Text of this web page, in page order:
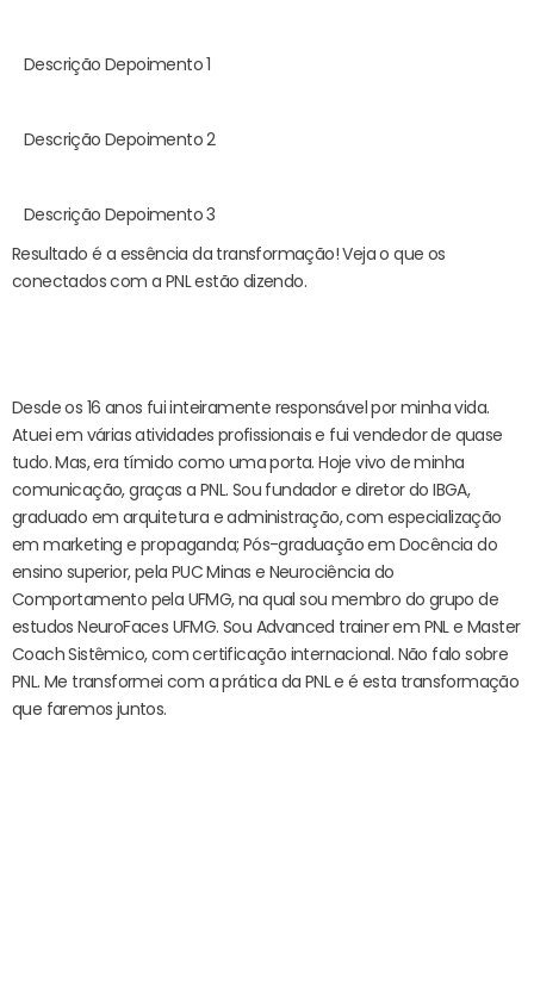
Descrição Depoimento 1
Descrição Depoimento 2
Descrição Depoimento 3
Resultado é a essência da transformação! Veja o que os
conectados com a PNL estão dizendo.
Desde os 16 anos fui inteiramente responsável por minha vida.
Atuei em várias atividades profissionais e fui vendedor de quase
tudo. Mas, era tímido como uma porta. Hoje vivo de minha
comunicação, graças a PNL. Sou fundador e diretor do IBGA,
graduado em arquitetura e administração, com especialização
em marketing e propaganda; Pós-graduação em Docência do
ensino superior, pela PUC Minas e Neurociência do
Comportamento pela UFMG, na qual sou membro do grupo de
estudos NeuroFaces UFMG. Sou Advanced trainer em PNL e Master
Coach Sistêmico, com certificação internacional. Não falo sobre
PNL. Me transformei com a prática da PNL e é esta transformação
que faremos juntos.